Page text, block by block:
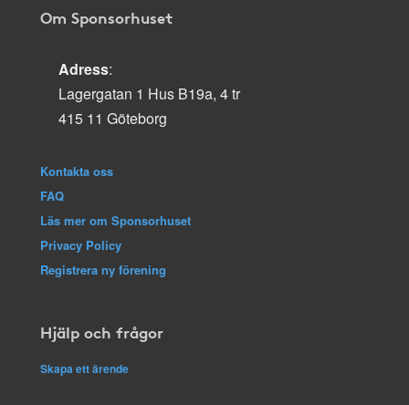
Om Sponsorhuset
Adress:
Lagergatan 1 Hus B19a, 4 tr
415 11 Göteborg
Kontakta oss
FAQ
Läs mer om Sponsorhuset
Privacy Policy
Registrera ny förening
Hjälp och frågor
Skapa ett ärende